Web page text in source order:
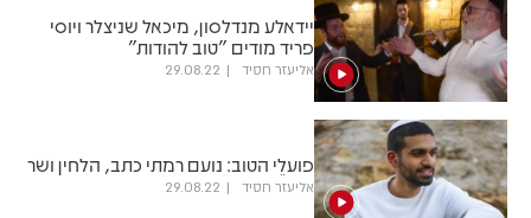
יידאלע מנדלסון, מיכאל שניצלר ויוסי
פריד מודים "טוב להודות"
אליעזר חסיד 29.08.22
פועלֵי הטוב: נועם רמתי כתב, הלחין ושר
אליעזר חסיד 29.08.22